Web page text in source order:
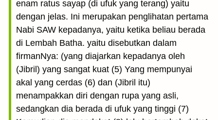
enam ratus sayap (di ufuk yang terang) yaitu
dengan jelas. Ini merupakan penglihatan pertama
Nabi SAW kepadanya, yaitu ketika beliau berada
di Lembah Batha. yaitu disebutkan dalam
firmanNya: (yang diajarkan kepadanya oleh
(Jibril) yang sangat kuat (5) Yang mempunyai
akal yang cerdas (6) dan (Jibril itu)
menampakkan diri dengan rupa yang asli,
sedangkan dia berada di ufuk yang tinggi (7)